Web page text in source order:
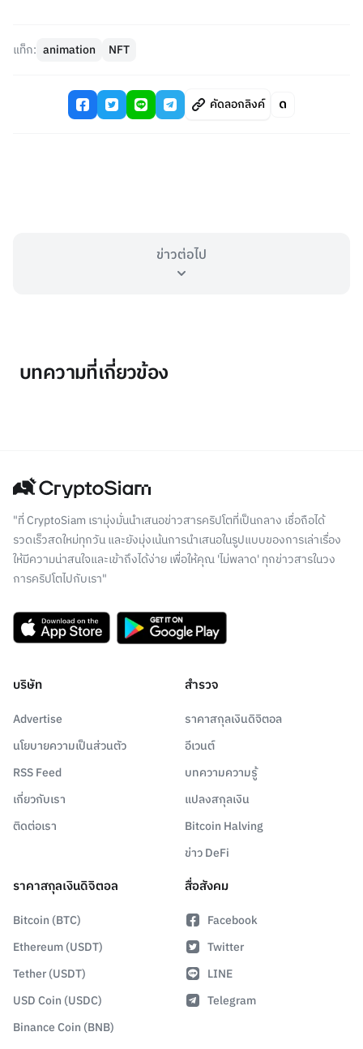
แท็ก: animation NFT
คัดลอกลิงค์
ข่าวต่อไป
บทความที่เกี่ยวข้อง
"ที่ CryptoSiam เรามุ่งมั่นนำเสนอข่าวสารคริปโตที่เป็นกลาง เชื่อถือได้
รวดเร็วสดใหม่ทุกวัน และยังมุ่งเน้นการนำเสนอในรูปแบบของการเล่าเรื่อง
ให้มีความน่าสนใจและเข้าถึงได้ง่าย เพื่อให้คุณ 'ไม่พลาด' ทุกข่าวสารในวง
การคริปโตไปกับเรา"
บริษัท
Advertise
นโยบายความเป็นส่วนตัว
RSS Feed
เกี่ยวกับเรา
ติดต่อเรา
สำรวจ
ราคาสกุลเงินดิจิตอล
อีเวนต์
บทความความรู้
แปลงสกุลเงิน
Bitcoin Halving
ข่าว DeFi
ราคาสกุลเงินดิจิตอล
Bitcoin (BTC)
Ethereum (USDT)
Tether (USDT)
USD Coin (USDC)
Binance Coin (BNB)
สื่อสังคม
Facebook
Twitter
LINE
Telegram